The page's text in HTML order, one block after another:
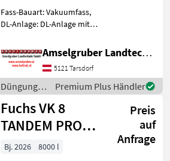
Fass-Bauart: Vakuumfass,
DL-Anlage: DL-Anlage mit
Massivität und
Langlebigkeit unschlagbar!
(Stärkste Materialstärken +
Beste Materialen und
Amselgruber Landtechnik GmbH
5121 Tarsdorf
Düngung
und
Beregnung
/ Fuchs
Premium Plus Händler
Fuchs VK 8
TANDEM PRO
Austria Limited
Preis
auf
Anfrage
Bj. 2026
8000 l